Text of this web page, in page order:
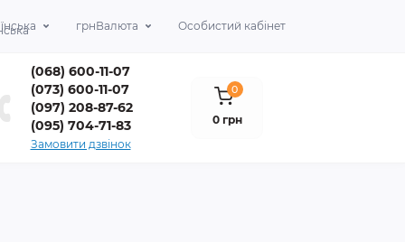
грнВалюта Особистий кабінет
(068) 600-11-07
(073) 600-11-07
(097) 208-87-62
(095) 704-71-83
Замовити дзвінок
0
0 грн